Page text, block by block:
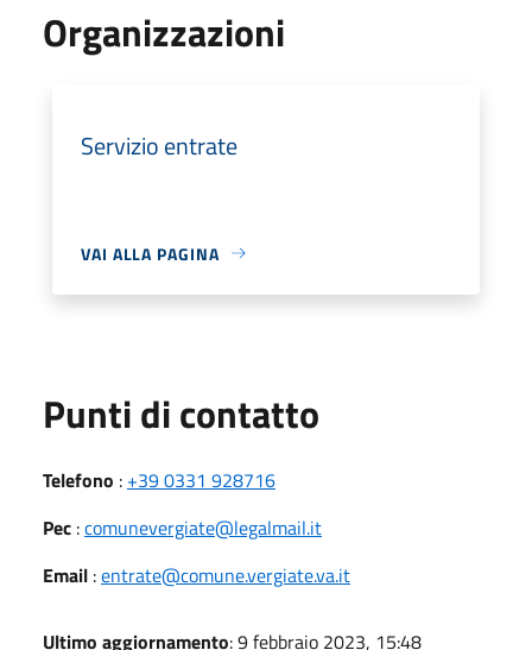
Organizzazioni
Servizio entrate
VAI ALLA PAGINA
Punti di contatto
Telefono : +39 0331 928716
Pec :comunevergiate@legalmail.it
Email :entrate@comune.vergiate.va.it
Ultimo aggiornamento: 9 febbraio 2023, 15:48